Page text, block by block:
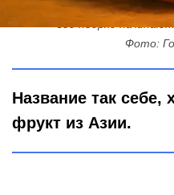
Уродливый апельсин: на
Фото:
Название так себе,
фрукт из Азии.